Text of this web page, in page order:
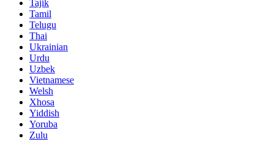
Tajik
Tamil
Telugu
Thai
Ukrainian
Urdu
Uzbek
Vietnamese
Welsh
Xhosa
Yiddish
Yoruba
Zulu